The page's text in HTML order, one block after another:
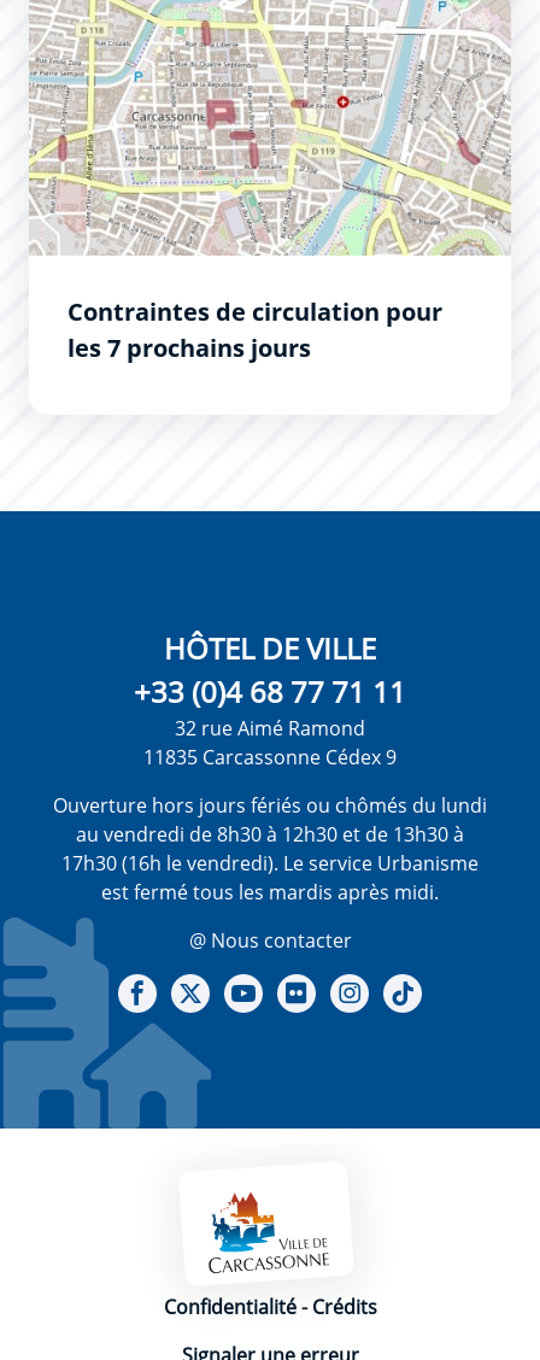
Contraintes de circulation pour
les 7 prochains jours
HÔTEL DE VILLE
+33 (0)4 68 77 71 11
32 rue Aimé Ramond
11835 Carcassonne Cédex 9
Ouverture hors jours fériés ou chômés du lundi
au vendredi de 8h30 à 12h30 et de 13h30 à
17h30 (16h le vendredi). Le service Urbanisme
est fermé tous les mardis après midi.
@ Nous contacter
Notre Facebook
Notre X - (twitter)
Notre chaine Youtube
Notre Gallerie sur Flickr
Notre Instagram
Mentions légales
Confidentialité-Crédits